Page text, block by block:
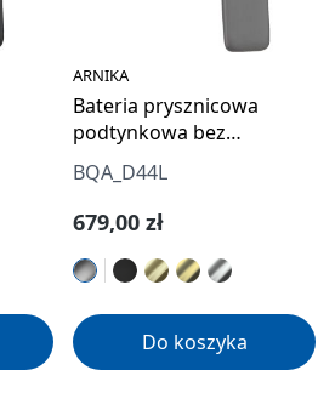
ARNIKA
Bateria prysznicowa
podtynkowa bez
przełącznika natrysku
BQA_D44L
Cena regularna:
679,00 zł
Do koszyka